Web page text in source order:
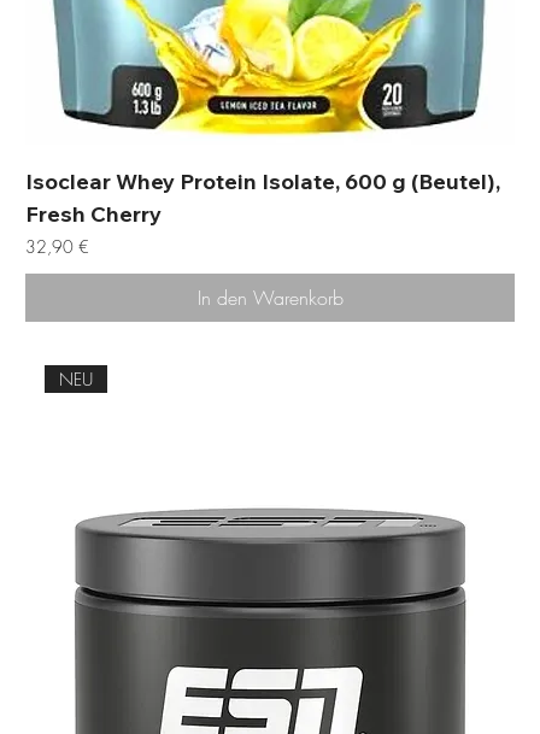
Isoclear Whey Protein Isolate, 600 g (Beutel),
Fresh Cherry
Preis
32,90 €
In den Warenkorb
NEU